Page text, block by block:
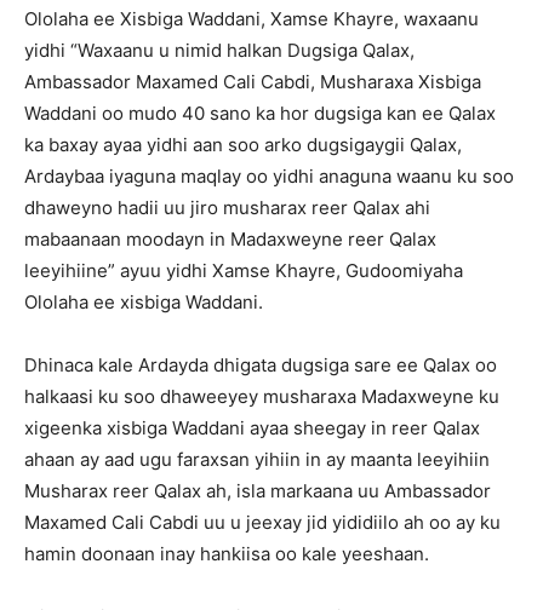
Ololaha ee Xisbiga Waddani, Xamse Khayre, waxaanu
yidhi “Waxaanu u nimid halkan Dugsiga Qalax,
Ambassador Maxamed Cali Cabdi, Musharaxa Xisbiga
Waddani oo mudo 40 sano ka hor dugsiga kan ee Qalax
ka baxay ayaa yidhi aan soo arko dugsigaygii Qalax,
Ardaybaa iyaguna maqlay oo yidhi anaguna waanu ku soo
dhaweyno hadii uu jiro musharax reer Qalax ahi
mabaanaan moodayn in Madaxweyne reer Qalax
leeyihiine” ayuu yidhi Xamse Khayre, Gudoomiyaha
Ololaha ee xisbiga Waddani.
Dhinaca kale Ardayda dhigata dugsiga sare ee Qalax oo
halkaasi ku soo dhaweeyey musharaxa Madaxweyne ku
xigeenka xisbiga Waddani ayaa sheegay in reer Qalax
ahaan ay aad ugu faraxsan yihiin in ay maanta leeyihiin
Musharax reer Qalax ah, isla markaana uu Ambassador
Maxamed Cali Cabdi uu u jeexay jid yididiilo ah oo ay ku
hamin doonaan inay hankiisa oo kale yeeshaan.